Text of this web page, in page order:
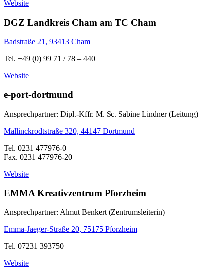
Website
DGZ Landkreis Cham am TC Cham
Badstraße 21, 93413 Cham
Tel. +49 (0) 99 71 / 78 – 440
Website
e-port-dortmund
Ansprechpartner: Dipl.-Kffr. M. Sc. Sabine Lindner (Leitung)
Mallinckrodtstraße 320, 44147 Dortmund
Tel. 0231 477976-0
Fax. 0231 477976-20
Website
EMMA Kreativzentrum Pforzheim
Ansprechpartner: Almut Benkert (Zentrumsleiterin)
Emma-Jaeger-Straße 20, 75175 Pforzheim
Tel. 07231 393750
Website